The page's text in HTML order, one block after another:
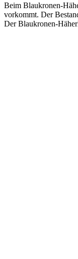
Beim Blaukronen-
vorkommt. Der
Der Blaukronen-